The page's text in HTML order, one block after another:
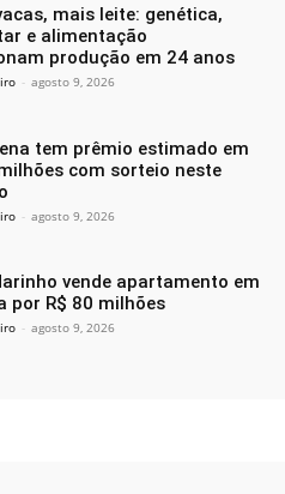
mais leite: genética,
e alimentação
produção em 24 anos
- agosto 9, 2026
tem prêmio estimado em
com sorteio neste
- agosto 9, 2026
vende apartamento em
por R$ 80 milhões
- agosto 9, 2026